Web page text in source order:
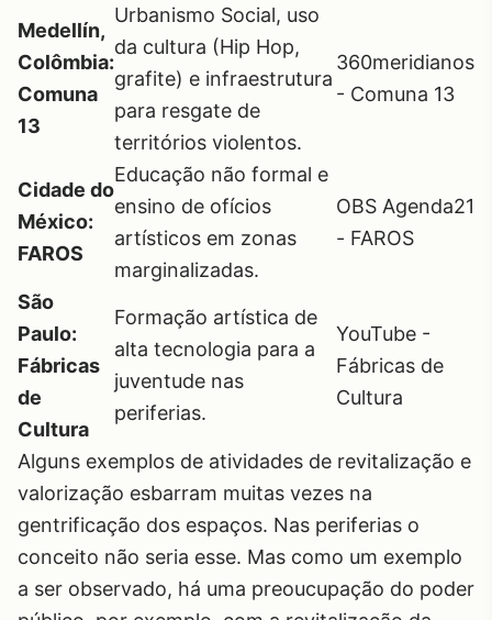
Medellín,
Colômbia:
Comuna
13
Urbanismo Social, uso
da cultura (Hip Hop,
grafite) e infraestrutura
para resgate de
territórios violentos.
360meridianos
- Comuna 13
Cidade do
México:
FAROS
Educação não formal e
ensino de ofícios
artísticos em zonas
marginalizadas.
OBS Agenda21
- FAROS
São
Paulo:
Fábricas
de
Cultura
Formação artística de
alta tecnologia para a
juventude nas
periferias.
YouTube -
Fábricas de
Cultura
Alguns exemplos de atividades de revitalização e
valorização esbarram muitas vezes na
gentrificação dos espaços. Nas periferias o
conceito não seria esse. Mas como um exemplo
a ser observado, há uma preoucupação do poder